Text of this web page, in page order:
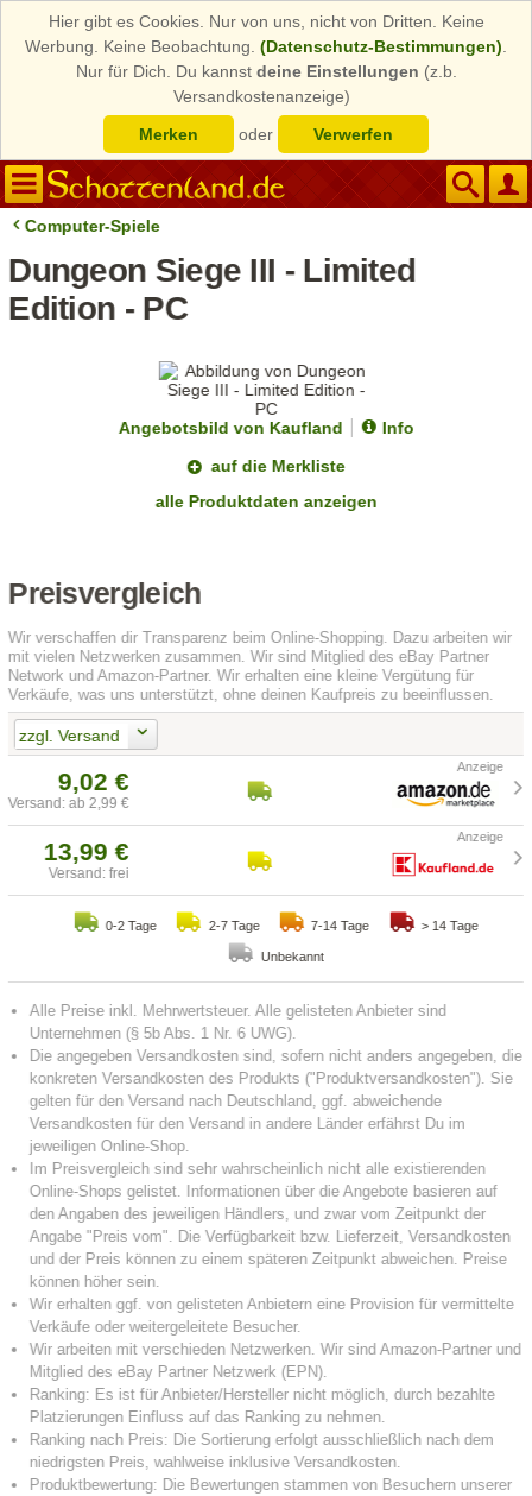
Hier gibt es Cookies. Nur von uns, nicht von Dritten. Keine
Werbung. Keine Beobachtung. (Datenschutz-Bestimmungen)
Nur für Dich. Du kannst deine Einstellungen (z.b.
Versandkostenanzeige)
Merken
oder Verwerfen
Computer-Spiele
Dungeon Siege III - Limited
Edition - PC
Angebotsbild von Kaufland
Info
auf die Merkliste
alle Produktdaten anzeigen
Preisvergleich
Wir verschaffen dir Transparenz beim Online-Shopping. Dazu arbeiten wir
mit vielen Netzwerken zusammen. Wir sind Mitglied des eBay Partner
Network und Amazon-Partner. Wir erhalten eine kleine Vergütung für
Verkäufe, was uns unterstützt, ohne deinen Kaufpreis zu beeinflussen.
zzgl. Versand
9,02 €
Versand: ab 2,99 €
13,99 €
Versand: frei
0-2 Tage 2-7 Tage 7-14 Tage > 14 Tage
Unbekannt